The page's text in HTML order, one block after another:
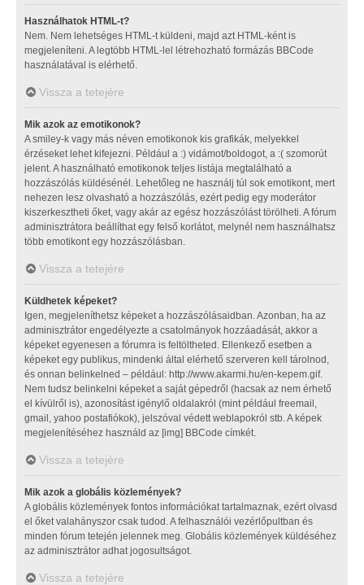
Használhatok HTML-t?
Nem. Nem lehetséges HTML-t küldeni, majd azt HTML-ként is
megjeleníteni. A legtöbb HTML-lel létrehozható formázás BBCode
használatával is elérhető.
Vissza a tetejére
Mik azok az emotikonok?
A smiley-k vagy más néven emotikonok kis grafikák, melyekkel
érzéseket lehet kifejezni. Például a :) vidámot/boldogot, a :( szomorút
jelent. A használható emotikonok teljes listája megtalálható a
hozzászólás küldésénél. Lehetőleg ne használj túl sok emotikont, mert
nehezen lesz olvasható a hozzászólás, ezért pedig egy moderátor
kiszerkesztheti őket, vagy akár az egész hozzászólást törölheti. A fórum
adminisztrátora beállíthat egy felső korlátot, melynél nem használhatsz
több emotikont egy hozzászólásban.
Vissza a tetejére
Küldhetek képeket?
Igen, megjeleníthetsz képeket a hozzászólásaidban. Azonban, ha az
adminisztrátor engedélyezte a csatolmányok hozzáadását, akkor a
képeket egyenesen a fórumra is feltöltheted. Ellenkező esetben a
képeket egy publikus, mindenki által elérhető szerveren kell tárolnod,
és onnan belinkelned – például: http://www.akarmi.hu/en-kepem.gif.
Nem tudsz belinkelni képeket a saját gépedről (hacsak az nem érhető
el kívülről is), azonosítást igénylő oldalakról (mint például freemail,
gmail, yahoo postafiókok), jelszóval védett weblapokról stb. A képek
megjelenítéséhez használd az [img] BBCode címkét.
Vissza a tetejére
Mik azok a globális közlemények?
A globális közlemények fontos információkat tartalmaznak, ezért olvasd
el őket valahányszor csak tudod. A felhasználói vezérlőpultban és
minden fórum tetején jelennek meg. Globális közlemények küldéséhez
az adminisztrátor adhat jogosultságot.
Vissza a tetejére